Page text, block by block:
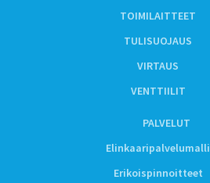
TOIMILAITTEET
TULISUOJAUS
VIRTAUS
VENTTIILIT
PALVELUT
Elinkaaripalvelumalli
Erikoispinnoitteet